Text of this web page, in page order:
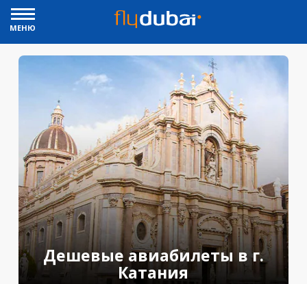
МЕНЮ
Дешевые авиабилеты в г.
Катания